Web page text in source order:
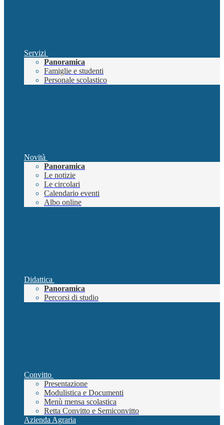
Servizi
Panoramica
Famiglie e studenti
Personale scolastico
Novità
Panoramica
Le notizie
Le circolari
Calendario eventi
Albo online
Didattica
Panoramica
Percorsi di studio
Convitto
Presentazione
Modulistica e Documenti
Menù mensa scolastica
Retta Convitto e Semiconvitto
Azienda Agraria